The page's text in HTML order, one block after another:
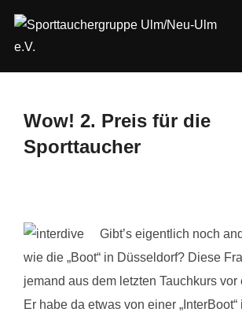
Inhalt
springen
Wow! 2. Preis für die
Sporttaucher
Gibt’s eigentlich noch
wie die „Boot“ in Düsseldorf? Diese
jemand aus dem letzten Tauchkurs vor
Er habe da etwas von einer „InterBoot“